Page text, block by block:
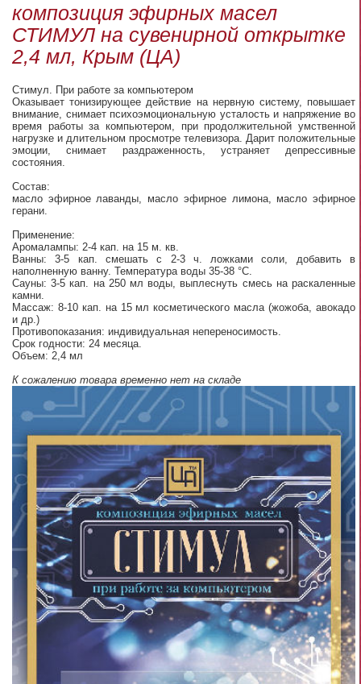
композиция эфирных масел
СТИМУЛ на сувенирной открытке
2,4 мл, Крым (ЦА)
Стимул. При работе за компьютером
Оказывает тонизирующее действие на нервную систему, повышает
внимание, снимает психоэмоциональную усталость и напряжение во
время работы за компьютером, при продолжительной умственной
нагрузке и длительном просмотре телевизора. Дарит положительные
эмоции, снимает раздраженность, устраняет депрессивные
состояния.
Состав:
масло эфирное лаванды, масло эфирное лимона, масло эфирное
герани.
Применение:
Аромалампы: 2-4 кап. на 15 м. кв.
Ванны: 3-5 кап. смешать с 2-3 ч. ложками соли, добавить в
наполненную ванну. Температура воды 35-38 °С.
Сауны: 3-5 кап. на 250 мл воды, выплеснуть смесь на раскаленные
камни.
Массаж: 8-10 кап. на 15 мл косметического масла (жожоба, авокадо
и др.)
Противопоказания: индивидуальная непереносимость.
Срок годности: 24 месяца.
Объем: 2,4 мл
К сожалению товара временно нет на складе